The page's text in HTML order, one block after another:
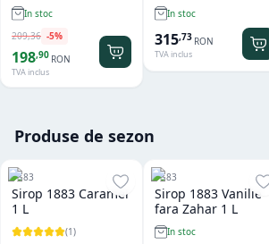
In stoc
209,36 -5%
198,90 RON
TVA inclus
In stoc
315,73 RON
TVA inclus
Produse de sezon
1883
Sirop 1883 Caramel
1 L
(1)
1883
Sirop 1883 Vanilie
fara Zahar 1 L
In stoc